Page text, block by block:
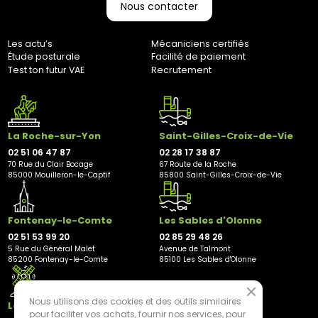
85000, Mouilleron-Le-Captif
Nous contacter
Les actu’s
Mécaniciens certifiés
Étude posturale
Facilité de paiement
Test ton futur VAE
Recrutement
La Roche-sur-Yon
02 51 06 47 87
70 Rue du Clair Bocage
85000 Mouilleron-le-Captif
Saint-Gilles-Croix-de-Vie
02 28 17 38 87
67 Route de la Roche
85800 Saint-Gilles-Croix-de-Vie
Fontenay-le-Comte
02 51 53 99 20
5 Rue du Général Malet
85200 Fontenay-le-Comte
Les Sables d'Olonne
02 85 29 48 26
Avenue de Talmont
85100 Les Sables d'Olonne
Les Herbiers
Nous utilisons des cookies et des outils similaires
pour faciliter vos achats, fournir nos services, pour